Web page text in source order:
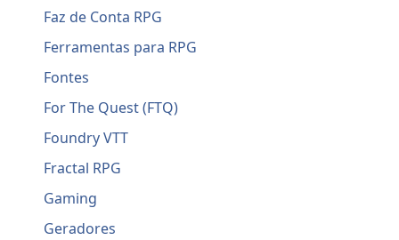
Faz de Conta RPG
Ferramentas para RPG
Fontes
For The Quest (FTQ)
Foundry VTT
Fractal RPG
Gaming
Geradores